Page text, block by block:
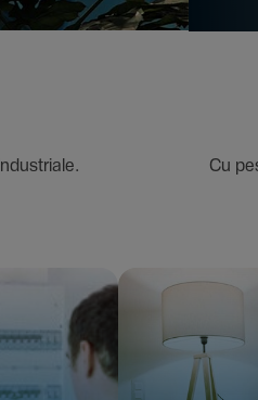
și indus­triale. Cu peste